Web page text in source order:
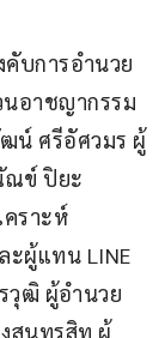
บการอำนวย
อาชญากรรม
น์ ศรีอัศวมร ผู้
ณข์ ปิยะ
ราะห์
ะผู้แทน LINE
วุฒิ ผู้อำนวย
สุนทรสิท ผู้